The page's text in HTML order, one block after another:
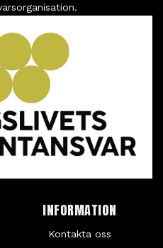
INFORMATION
Kontakta oss